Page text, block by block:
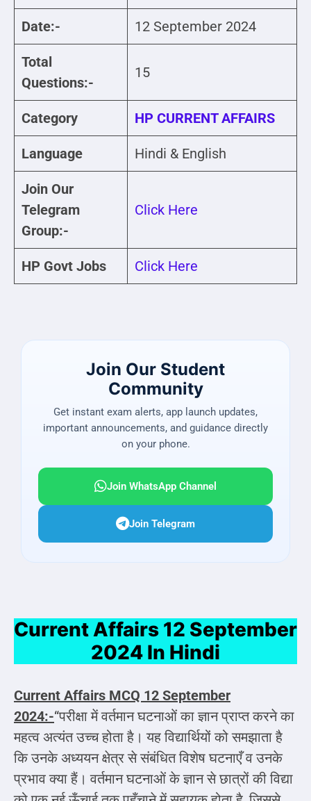
Date:- 12 September 2024
Total
Questions:-
15
Category HP CURRENT AFFAIRS
Language Hindi & English
Join Our
Telegram
Group:-
Click Here
HP Govt Jobs Click Here
Join Our Student
Community
Get instant exam alerts, app launch updates,
important announcements, and guidance directly
on your phone.
Join WhatsApp Channel
Join Telegram
Current Affairs 12 September
2024 In Hindi
Current Affairs MCQ 12 September
2024:-“परीक्षा में वर्तमान घटनाओं का ज्ञान प्राप्त करने का
महत्व अत्यंत उच्च होता है। यह विद्यार्थियों को समझाता है
कि उनके अध्ययन क्षेत्र से संबंधित विशेष घटनाएँ व उनके
प्रभाव क्या हैं। वर्तमान घटनाओं के ज्ञान से छात्रों की विद्या